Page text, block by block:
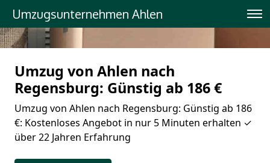
Umzugsunternehmen Ahlen
Umzug von Ahlen nach
Regensburg: Günstig ab 186 €
Umzug von Ahlen nach Regensburg: Günstig ab 186
€: Kostenloses Angebot in nur 5 Minuten erhalten ✓
über 22 Jahren Erfahrung